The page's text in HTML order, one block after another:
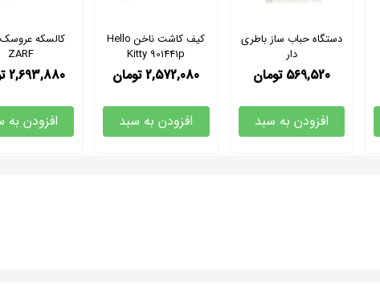
دستگاه حباب ساز باطری
دار
569,520 تومان
افزودن به سبد
کیف کاشت ناخن Hello
Kitty 901441p
2,572,080 تومان
افزودن به سبد
کالسکه
ZARF
2,693,880
افزودن به